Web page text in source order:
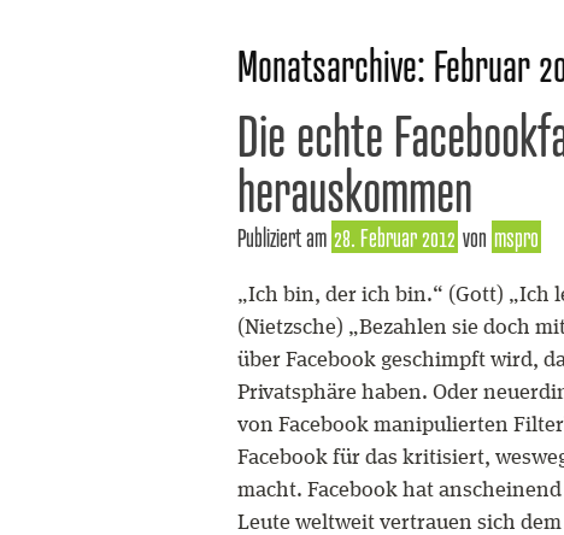
Monatsarchive:Februar
Die echte
herauskommen
Publiziert am 28. Februar 2012 von mspro
„Ich bin, der ich bin.“ (Gott) „Ich
(Nietzsche) „Bezahlen sie doch
über Facebook geschimpft wird,
Privatsphäre haben. Oder
von Facebook manipulierten
Facebook für das kritisiert,
macht. Facebook hat
Leute weltweit vertrauen sich